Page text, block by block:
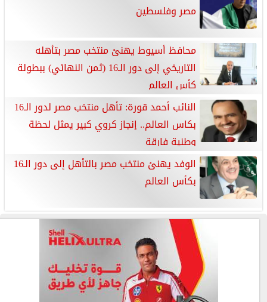
مصر وفلسطين
محافظ أسيوط يهنئ منتخب مصر بتأهله
التاريخي إلى دور الـ16 (ثمن النهائي) ببطولة
كأس العالم
النائب أحمد قورة: تأهل منتخب مصر لدور الـ16
بكاس العالم.. إنجاز كروي كبير يمثل لحظة
وطنية فارقة
الوفد يهنئ منتخب مصر بالتأهل إلى دور الـ16
بكأس العالم